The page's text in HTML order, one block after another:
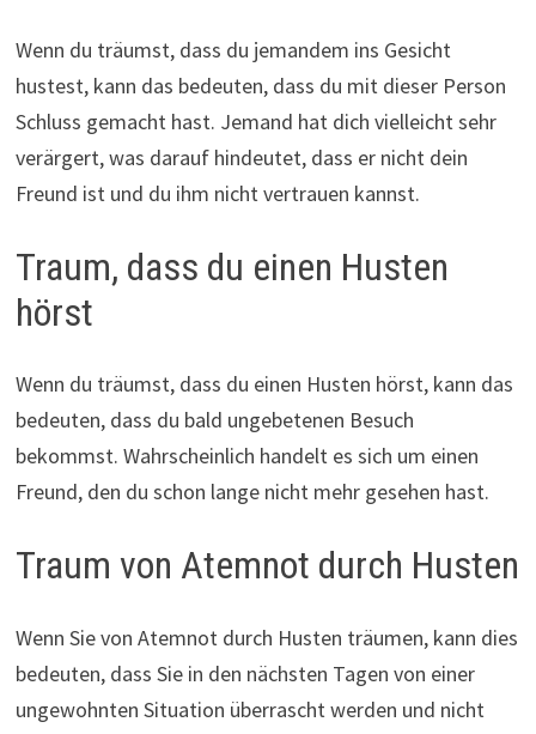
Wenn du träumst, dass du jemandem ins Gesicht
hustest, kann das bedeuten, dass du mit dieser Person
Schluss gemacht hast. Jemand hat dich vielleicht sehr
verärgert, was darauf hindeutet, dass er nicht dein
Freund ist und du ihm nicht vertrauen kannst.
Traum, dass du einen Husten
hörst
Wenn du träumst, dass du einen Husten hörst, kann das
bedeuten, dass du bald ungebetenen Besuch
bekommst. Wahrscheinlich handelt es sich um einen
Freund, den du schon lange nicht mehr gesehen hast.
Traum von Atemnot durch Husten
Wenn Sie von Atemnot durch Husten träumen, kann dies
bedeuten, dass Sie in den nächsten Tagen von einer
ungewohnten Situation überrascht werden und nicht